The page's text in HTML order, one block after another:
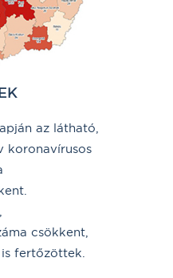
az látható,
koronavírusos
csökkent,
fertőzöttek.